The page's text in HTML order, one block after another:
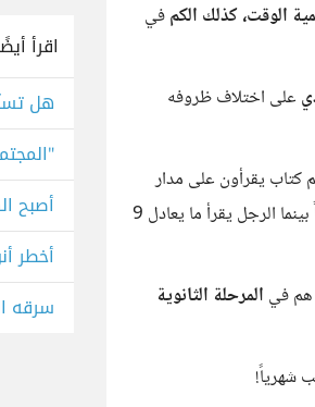
الوقت، كذلك الكمفي
على اختلاف ظروفه
كتاب يقرأون على مدار
حيث أن معدل الكتب التي تقرأها المرأة سنوياً هو 14 كتاباً بينما الرجل يقرأ ما يعادل 9
المرحلة الثانوية
اقرأ
هل
أصبح
أخطر
سرقه